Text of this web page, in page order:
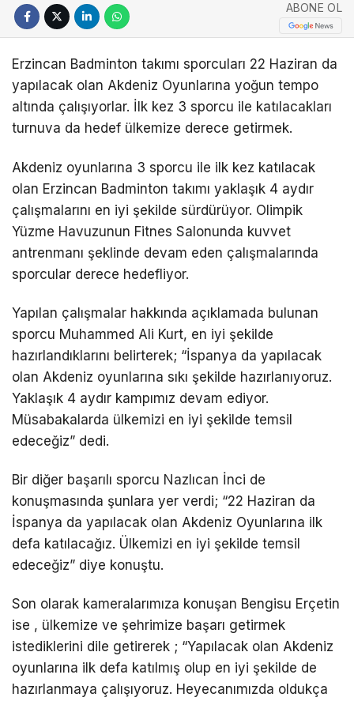
ABONE OL
Erzincan Badminton takımı sporcuları 22 Haziran da
yapılacak olan Akdeniz Oyunlarına yoğun tempo
altında çalışıyorlar. İlk kez 3 sporcu ile katılacakları
turnuva da hedef ülkemize derece getirmek.
Akdeniz oyunlarına 3 sporcu ile ilk kez katılacak
olan Erzincan Badminton takımı yaklaşık 4 aydır
çalışmalarını en iyi şekilde sürdürüyor. Olimpik
Yüzme Havuzunun Fitnes Salonunda kuvvet
antrenmanı şeklinde devam eden çalışmalarında
sporcular derece hedefliyor.
Yapılan çalışmalar hakkında açıklamada bulunan
sporcu Muhammed Ali Kurt, en iyi şekilde
hazırlandıklarını belirterek; “İspanya da yapılacak
olan Akdeniz oyunlarına sıkı şekilde hazırlanıyoruz.
Yaklaşık 4 aydır kampımız devam ediyor.
Müsabakalarda ülkemizi en iyi şekilde temsil
edeceğiz” dedi.
Bir diğer başarılı sporcu Nazlıcan İnci de
konuşmasında şunlara yer verdi; “22 Haziran da
İspanya da yapılacak olan Akdeniz Oyunlarına ilk
defa katılacağız. Ülkemizi en iyi şekilde temsil
edeceğiz” diye konuştu.
Son olarak kameralarımıza konuşan Bengisu Erçetin
ise , ülkemize ve şehrimize başarı getirmek
istediklerini dile getirerek ; “Yapılacak olan Akdeniz
oyunlarına ilk defa katılmış olup en iyi şekilde de
hazırlanmaya çalışıyoruz. Heyecanımızda oldukça